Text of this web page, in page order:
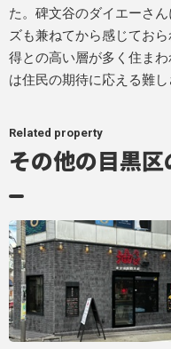
た。碑文谷のダイエーさ
ズも兼ねてから感じてお
得との高い層が多く住ま
は住民の期待に応える難
Related property
その他の目黒